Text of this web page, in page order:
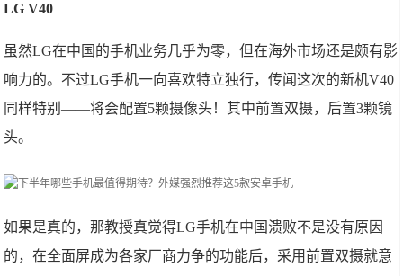
LG V40
虽然LG在中国的手机业务几乎为零，但在海外市场还是颇有影
响力的。不过LG手机一向喜欢特立独行，传闻这次的新机V40
同样特别——将会配置5颗摄像头！其中前置双摄，后置3颗镜
头。
如果是真的，那教授真觉得LG手机在中国溃败不是没有原因
的，在全面屏成为各家厂商力争的功能后，采用前置双摄就意